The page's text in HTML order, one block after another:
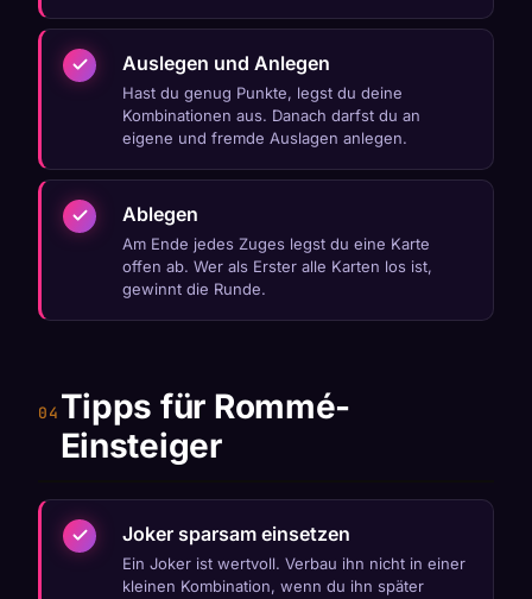
Auslegen und Anlegen
Hast du genug Punkte, legst du deine
Kombinationen aus. Danach darfst du an
eigene und fremde Auslagen anlegen.
Ablegen
Am Ende jedes Zuges legst du eine Karte
offen ab. Wer als Erster alle Karten los ist,
gewinnt die Runde.
Tipps für Rommé-
Einsteiger
Joker sparsam einsetzen
Ein Joker ist wertvoll. Verbau ihn nicht in einer
kleinen Kombination, wenn du ihn später